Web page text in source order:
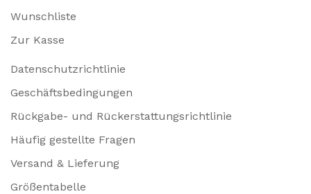
Wunschliste
Zur Kasse
Datenschutzrichtlinie
Geschäftsbedingungen
Rückgabe- und Rückerstattungsrichtlinie
Häufig gestellte Fragen
Versand & Lieferung
Größentabelle